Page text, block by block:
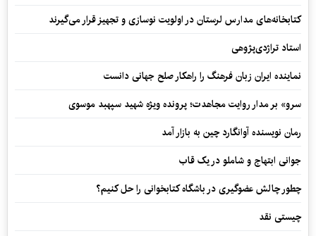
کتابخانه‌های مدارس لرستان در اولویت نوسازی و تجهیز قرار می‌گیرند
استاد تراژدی‌پژوهی
نماینده ایران زبان فرهنگ را راهکار صلح جهانی دانست
سرو» بر مدار روایت مجاهدت؛ پرونده ویژه شهید سپهبد موسوی
رمان نویسنده آوانگارد چین به بازار آمد
جوانی ابتهاج و شاملو در یک قاب
چطور چالش عضوگیری در باشگاه کتابخوانی را حل کنیم؟
چیستی نقد